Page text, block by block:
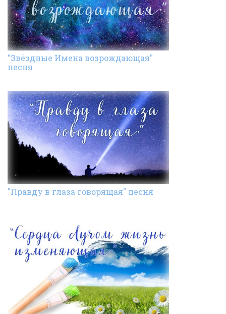
"Звёздные Имена возрождающая"
песня
"Правду в глаза говорящая" песня